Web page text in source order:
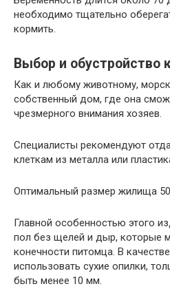
необходимо тщательно
кормить.
Выбор и обустройство
Как и любому животному,
собственный дом, где она
чрезмерного внимания хозяев.
Специалисты рекомендуют
клеткам из металла или
Оптимальный размер жилища
Главной особенностью этого
пол без щелей и дыр, которые
конечности питомца. В
использовать сухие опилки,
быть менее 10 мм.